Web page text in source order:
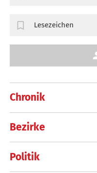
Chronik
Bezirke
Politik
Lesezeichen